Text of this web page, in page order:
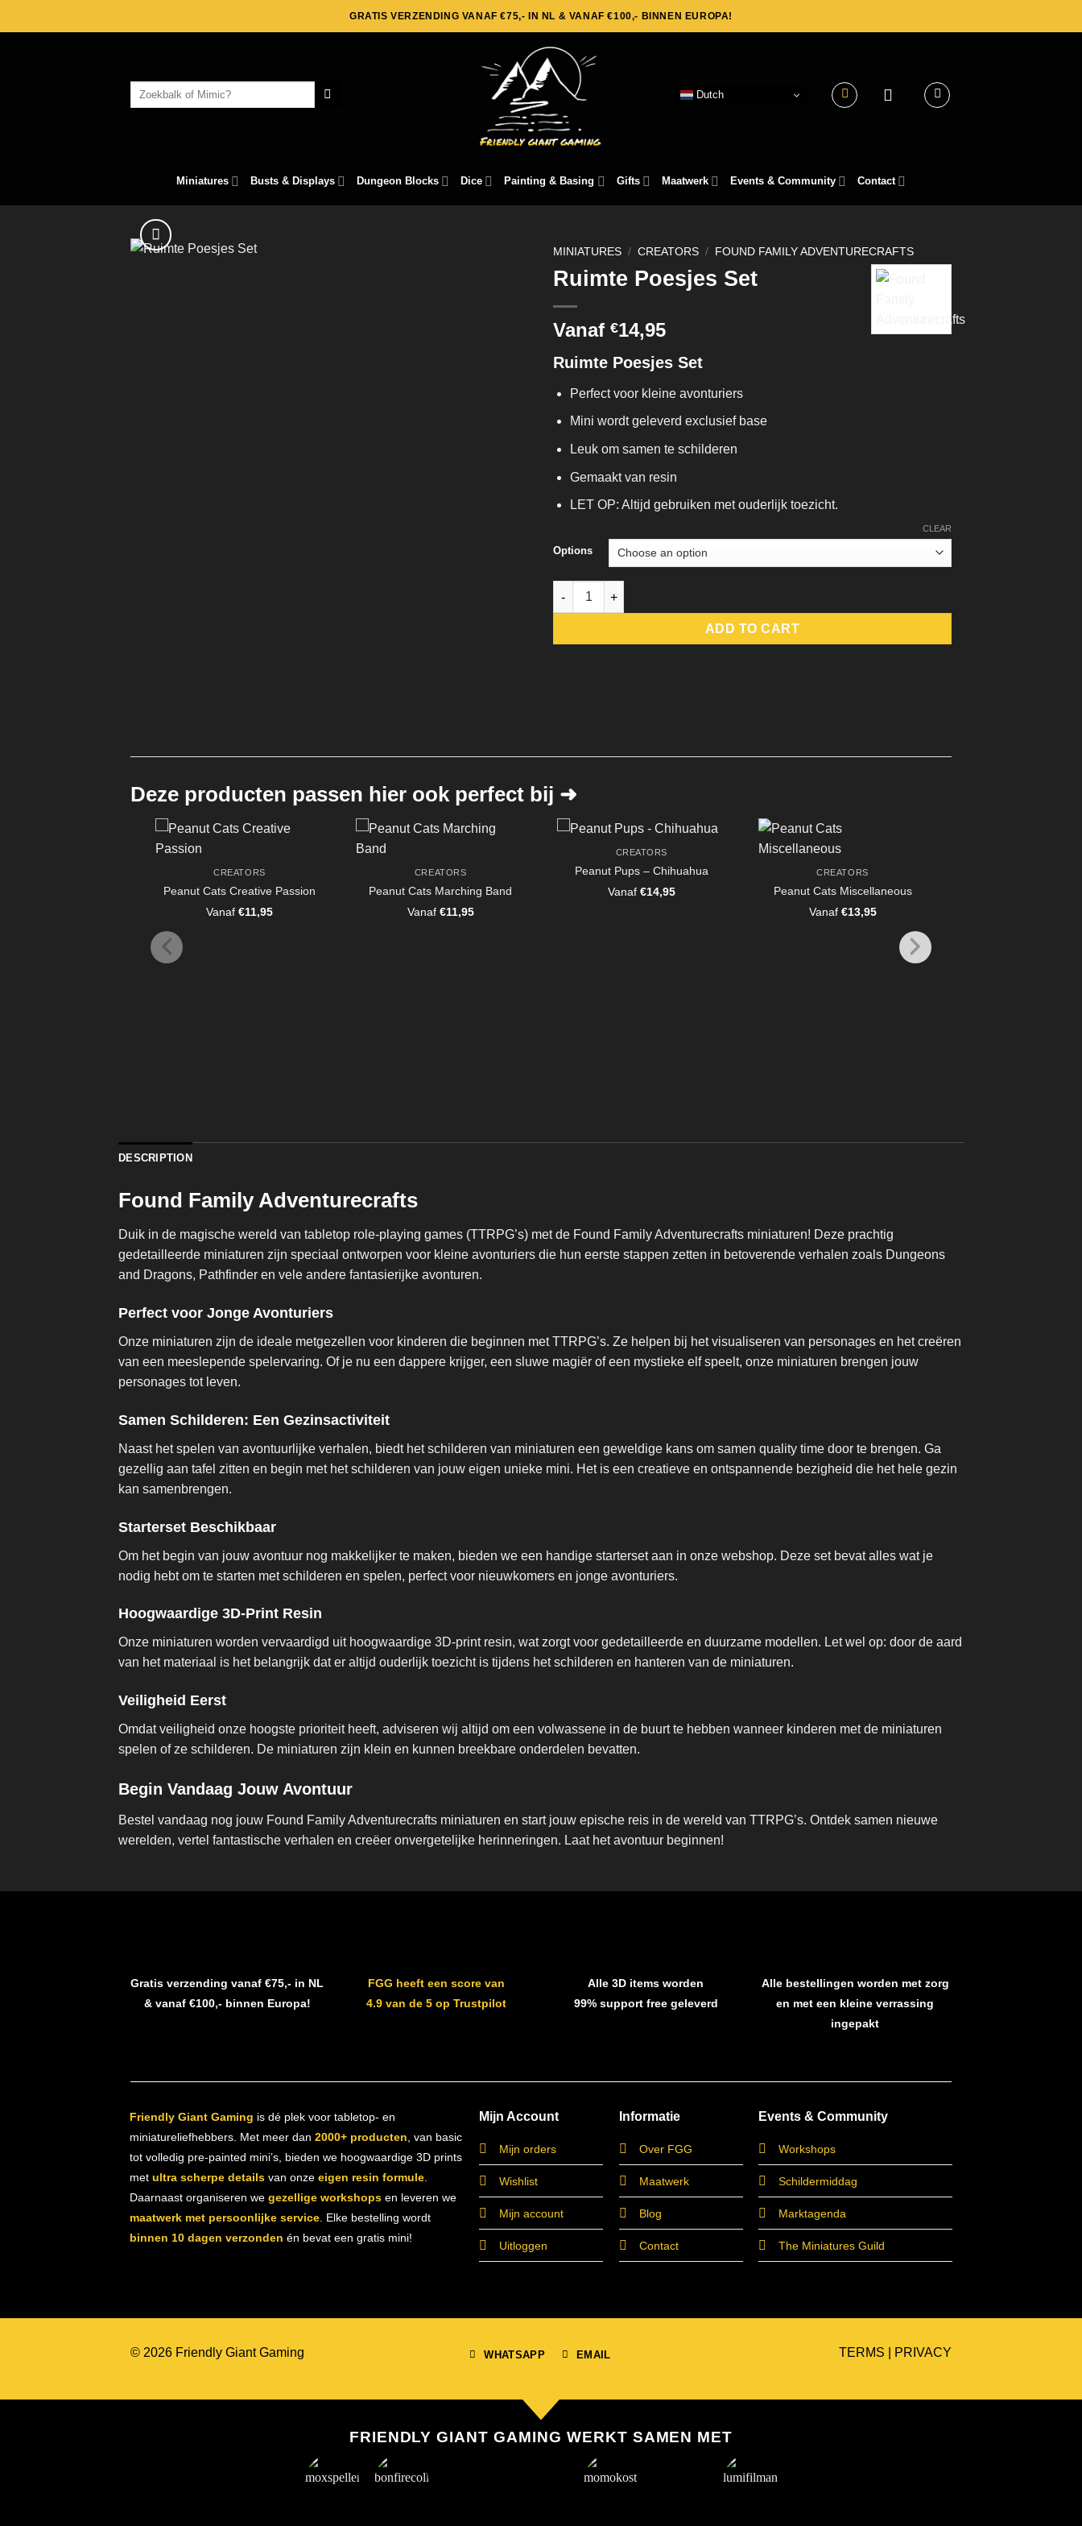
to
GRATIS VERZENDING VANAF €75,- IN NL & VANAF €100,- BINNEN EUROPA!
Search
Dutch
Miniatures Busts & Displays Dungeon Blocks Dice Painting & Basing Gifts Maatwerk Events & Community Contact
MINIATURES / CREATORS / FOUND FAMILY ADVENTURECRAFTS
Ruimte Poesjes Set
Vanaf €14,95
Ruimte Poesjes Set
Perfect voor kleine avonturiers
Mini wordt geleverd exclusief base
Leuk om samen te schilderen
Gemaakt van resin
LET OP: Altijd gebruiken met ouderlijk toezicht.
Options
CLEAR
Ruimte Poesjes Set quantity
ADD TO CART
Deze producten passen hier ook perfect bij ➜
CREATORS
Peanut Cats Creative Passion
Vanaf €11,95
CREATORS
Peanut Cats Marching Band
Vanaf €11,95
CREATORS
Peanut Pups – Chihuahua
Vanaf €14,95
CREATORS
Peanut Cats Miscellaneous
Vanaf €13,95
DESCRIPTION
Found Family Adventurecrafts
Duik in de magische wereld van tabletop role-playing games (TTRPG’s) met de Found Family Adventurecrafts miniaturen! Deze prachtig
gedetailleerde miniaturen zijn speciaal ontworpen voor kleine avonturiers die hun eerste stappen zetten in betoverende verhalen zoals Dungeons
and Dragons, Pathfinder en vele andere fantasierijke avonturen.
Perfect voor Jonge Avonturiers
Onze miniaturen zijn de ideale metgezellen voor kinderen die beginnen met TTRPG’s. Ze helpen bij het visualiseren van personages en het creëren
van een meeslepende spelervaring. Of je nu een dappere krijger, een sluwe magiër of een mystieke elf speelt, onze miniaturen brengen jouw
personages tot leven.
Samen Schilderen: Een Gezinsactiviteit
Naast het spelen van avontuurlijke verhalen, biedt het schilderen van miniaturen een geweldige kans om samen quality time door te brengen. Ga
gezellig aan tafel zitten en begin met het schilderen van jouw eigen unieke mini. Het is een creatieve en ontspannende bezigheid die het hele gezin
kan samenbrengen.
Starterset Beschikbaar
Om het begin van jouw avontuur nog makkelijker te maken, bieden we een handige starterset aan in onze webshop. Deze set bevat alles wat je
nodig hebt om te starten met schilderen en spelen, perfect voor nieuwkomers en jonge avonturiers.
Hoogwaardige 3D-Print Resin
Onze miniaturen worden vervaardigd uit hoogwaardige 3D-print resin, wat zorgt voor gedetailleerde en duurzame modellen. Let wel op: door de aard
van het materiaal is het belangrijk dat er altijd ouderlijk toezicht is tijdens het schilderen en hanteren van de miniaturen.
Veiligheid Eerst
Omdat veiligheid onze hoogste prioriteit heeft, adviseren wij altijd om een volwassene in de buurt te hebben wanneer kinderen met de miniaturen
spelen of ze schilderen. De miniaturen zijn klein en kunnen breekbare onderdelen bevatten.
Begin Vandaag Jouw Avontuur
Bestel vandaag nog jouw Found Family Adventurecrafts miniaturen en start jouw epische reis in de wereld van TTRPG’s. Ontdek samen nieuwe
werelden, vertel fantastische verhalen en creëer onvergetelijke herinneringen. Laat het avontuur beginnen!
Gratis verzending vanaf €75,- in NL
& vanaf €100,- binnen Europa!
FGG heeft een score van
4.9 van de 5 op Trustpilot
Alle 3D items worden
99% support free geleverd
Alle bestellingen worden met zorg
en met een kleine verrassing
ingepakt
Friendly Giant Gaming is dé plek voor tabletop- en
miniatureliefhebbers. Met meer dan 2000+ producten , van basic
tot volledig pre-painted mini’s, bieden we hoogwaardige 3D prints
met ultra scherpe detailsvan onze eigen resin formule.
Daarnaast organiseren we gezellige workshopsen leveren we
maatwerk met persoonlijke service. Elke bestelling wordt
binnen 10 dagen verzonden én bevat een gratis mini!
Mijn Account
Mijn orders
Wishlist
Mijn account
Uitloggen
Informatie
Over FGG
Maatwerk
Blog
Contact
Events & Community
Workshops
Schildermiddag
Marktagenda
The Miniatures Guild
© 2026 Friendly Giant Gaming WHATSAPP EMAIL TERMS PRIVACY
FRIENDLY GIANT GAMING WERKT SAMEN MET